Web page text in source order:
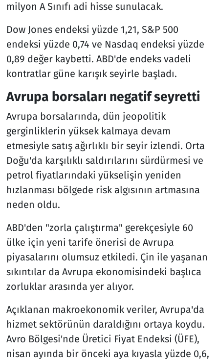
milyon A Sınıfı adi hisse sunulacak.
Dow Jones endeksi yüzde 1,21, S&P 500
endeksi yüzde 0,74 ve Nasdaq endeksi yüzde
0,89 değer kaybetti. ABD'de endeks vadeli
kontratlar güne karışık seyirle başladı.
Avrupa borsaları negatif seyretti
Avrupa borsalarında, dün jeopolitik
gerginliklerin yüksek kalmaya devam
etmesiyle satış ağırlıklı bir seyir izlendi. Orta
Doğu'da karşılıklı saldırılarını sürdürmesi ve
petrol fiyatlarındaki yükselişin yeniden
hızlanması bölgede risk algısının artmasına
neden oldu.
ABD'den "zorla çalıştırma" gerekçesiyle 60
ülke için yeni tarife önerisi de Avrupa
piyasalarını olumsuz etkiledi. Çin ile yaşanan
sıkıntılar da Avrupa ekonomisindeki başlıca
zorluklar arasında yer alıyor.
Açıklanan makroekonomik veriler, Avrupa'da
hizmet sektörünün daraldığını ortaya koydu.
Avro Bölgesi'nde Üretici Fiyat Endeksi (ÜFE),
nisan ayında bir önceki aya kıyasla yüzde 0,6,